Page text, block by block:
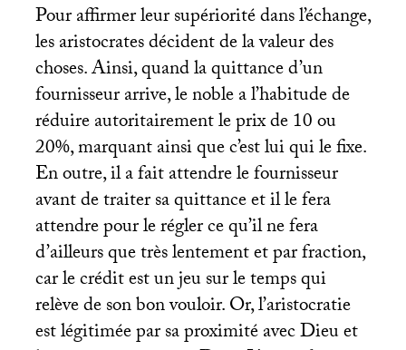
Pour affirmer leur supériorité dans l’échange,
les aristocrates décident de la valeur des
choses. Ainsi, quand la quittance d’un
fournisseur arrive, le noble a l’habitude de
réduire autoritairement le prix de 10 ou
20%, marquant ainsi que c’est lui qui le fixe.
En outre, il a fait attendre le fournisseur
avant de traiter sa quittance et il le fera
attendre pour le régler ce qu’il ne fera
d’ailleurs que très lentement et par fraction,
car le crédit est un jeu sur le temps qui
relève de son bon vouloir. Or, l’aristocratie
est légitimée par sa proximité avec Dieu et